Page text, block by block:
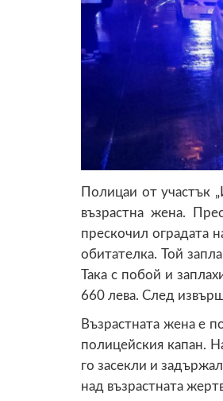
Полицаи от участък
възрастна жена.
прескочил оградата
обитателка. Той
Така с побой и
660 лева. След
Възрастната жена е
полицейския капан.
го засекли и
над възрастната